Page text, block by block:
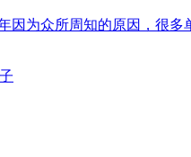
因为众所周知的原因，很